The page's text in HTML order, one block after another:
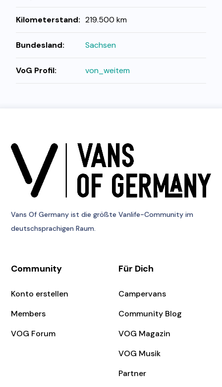
Kilometerstand: 219.500 km
Bundesland: Sachsen
VoG Profil: von_weitem
Vans Of Germany ist die größte Vanlife-Community im
deutschsprachigen Raum.
Community
Konto erstellen
Members
VOG Forum
Für Dich
Campervans
Community Blog
VOG Magazin
VOG Musik
Partner